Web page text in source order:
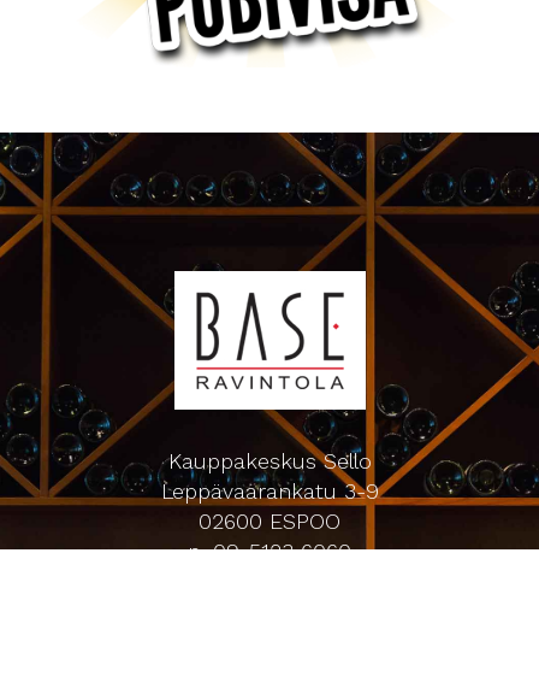
Kauppakeskus Sello
Leppävaarankatu 3-9
02600 ESPOO
p. 09-5123 6060